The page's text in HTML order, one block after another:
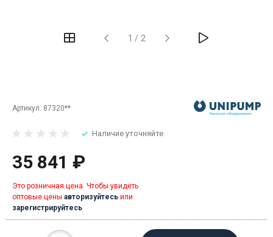
1 / 2
Артикул: 87320**
Наличие уточняйте
35 841 ₽
Это розничная цена. Чтобы увидеть
оптовые цены авторизуйтесь или
зарегистрируйтесь